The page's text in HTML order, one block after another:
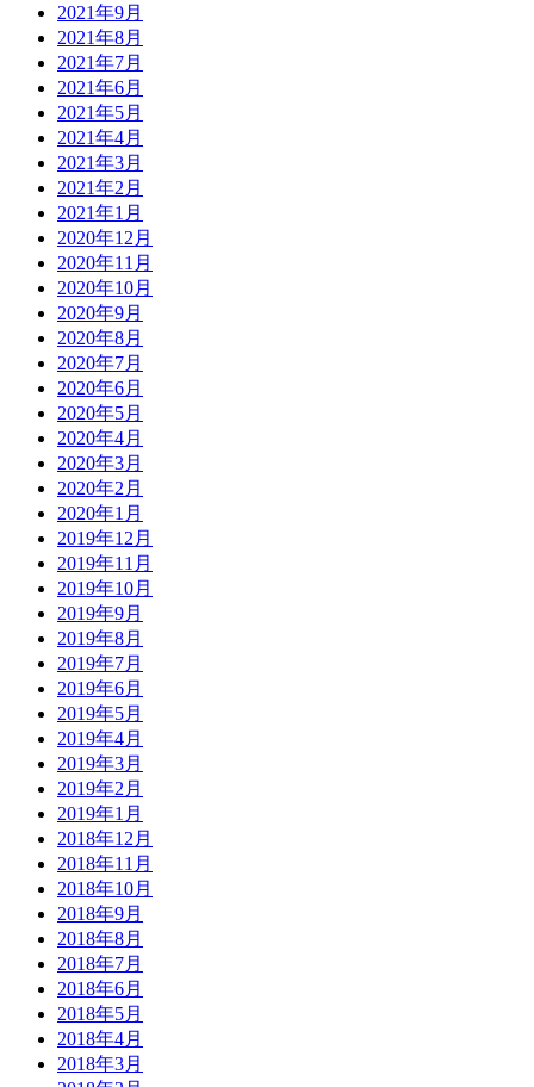
2021年9月
2021年8月
2021年7月
2021年6月
2021年5月
2021年4月
2021年3月
2021年2月
2021年1月
2020年12月
2020年11月
2020年10月
2020年9月
2020年8月
2020年7月
2020年6月
2020年5月
2020年4月
2020年3月
2020年2月
2020年1月
2019年12月
2019年11月
2019年10月
2019年9月
2019年8月
2019年7月
2019年6月
2019年5月
2019年4月
2019年3月
2019年2月
2019年1月
2018年12月
2018年11月
2018年10月
2018年9月
2018年8月
2018年7月
2018年6月
2018年5月
2018年4月
2018年3月